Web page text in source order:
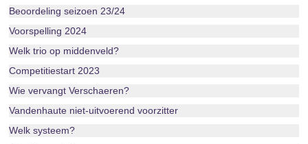
Beoordeling seizoen 23/24
Voorspelling 2024
Welk trio op middenveld?
Competitiestart 2023
Wie vervangt Verschaeren?
Vandenhaute niet-uitvoerend voorzitter
Welk systeem?